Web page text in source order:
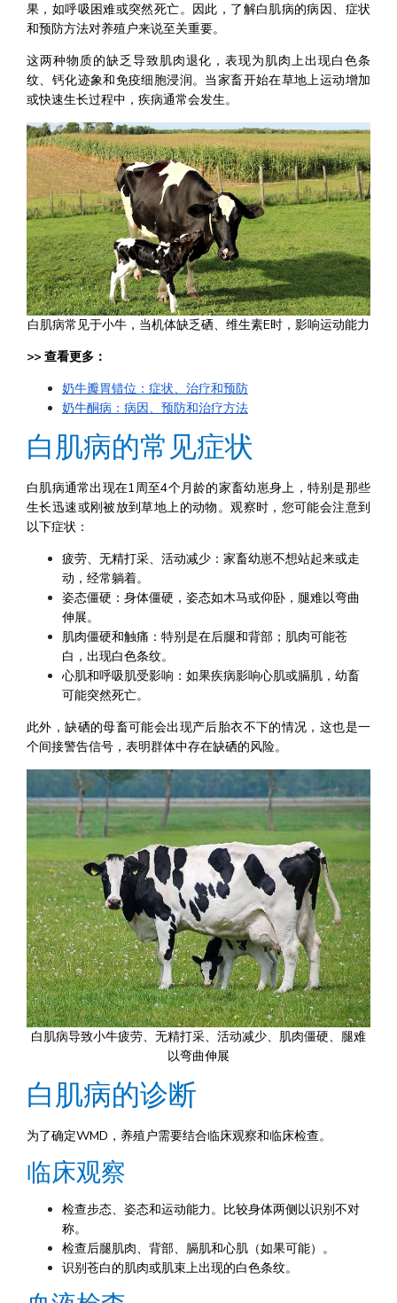
果，如呼吸困难或突然死亡。因此，了解白肌病的病因、症状
和预防方法对养殖户来说至关重要。
这两种物质的缺乏导致肌肉退化，表现为肌肉上出现白色条
纹、钙化迹象和免疫细胞浸润。当家畜开始在草地上运动增加
或快速生长过程中，疾病通常会发生。
白肌病常见于小牛，当机体缺乏硒、维生素E时，影响运动能力
>> 查看更多：
奶牛瓣胃错位：症状、治疗和预防
奶牛酮病：病因、预防和治疗方法
白肌病的常见症状
白肌病通常出现在1周至4个月龄的家畜幼崽身上，特别是那些
生长迅速或刚被放到草地上的动物。观察时，您可能会注意到
以下症状：
疲劳、无精打采、活动减少：家畜幼崽不想站起来或走
动，经常躺着。
姿态僵硬：身体僵硬，姿态如木马或仰卧，腿难以弯曲
伸展。
肌肉僵硬和触痛：特别是在后腿和背部；肌肉可能苍
白，出现白色条纹。
心肌和呼吸肌受影响：如果疾病影响心肌或膈肌，幼畜
可能突然死亡。
此外，缺硒的母畜可能会出现产后胎衣不下的情况，这也是一
个间接警告信号，表明群体中存在缺硒的风险。
白肌病导致小牛疲劳、无精打采、活动减少、肌肉僵硬、腿难
以弯曲伸展
白肌病的诊断
为了确定WMD，养殖户需要结合临床观察和临床检查。
临床观察
检查步态、姿态和运动能力。比较身体两侧以识别不对
称。
检查后腿肌肉、背部、膈肌和心肌（如果可能）。
识别苍白的肌肉或肌束上出现的白色条纹。